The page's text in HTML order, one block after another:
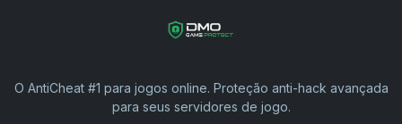
O AntiCheat #1 para jogos online. Proteção anti-hack avançada
para seus servidores de jogo.